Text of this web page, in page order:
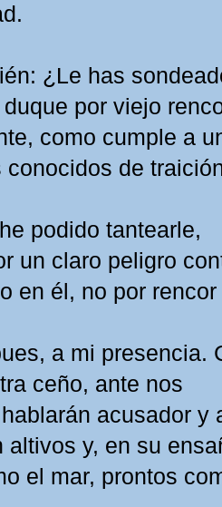
¿Le has
por viejo
como cumple a
conocidos de
podido tantearle,
un claro peligro
en él, no por
a mi presencia.
ceño, ante nos
acusador y
altivos y, en su
el mar, prontos